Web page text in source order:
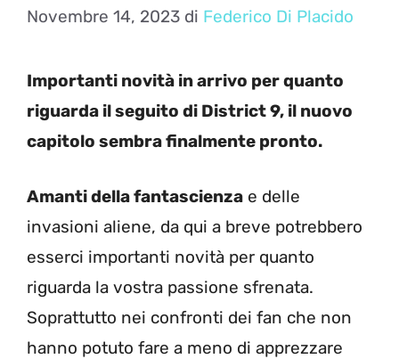
Novembre 14, 2023 di Federico Di Placido
Importanti novità in arrivo per quanto
riguarda il seguito di District 9, il nuovo
capitolo sembra finalmente pronto.
Amanti della fantascienza e delle
invasioni aliene, da qui a breve potrebbero
esserci importanti novità per quanto
riguarda la vostra passione sfrenata.
Soprattutto nei confronti dei fan che non
hanno potuto fare a meno di apprezzare